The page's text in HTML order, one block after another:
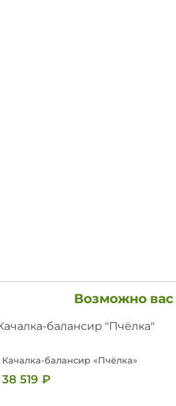
Возможно вас
Качалка-балансир «Пчёлка»
38 519₽